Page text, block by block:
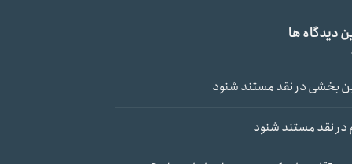
دیدگاه ها
بخشیدرنقد مستند شنود
درنقد مستند شنود